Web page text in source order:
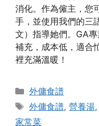
消化。作為僱主，您
手，並使用我們的三
文）指導她們。GA
補充，成本低，適合
裡充滿溫暖！
Categories
外傭食譜
Tags
外傭食譜,營養湯
家常菜